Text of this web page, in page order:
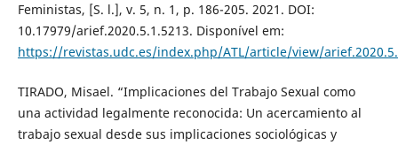
Feministas, [S. l.], v. 5, n. 1, p. 186-205. 2021. DOI:
10.17979/arief.2020.5.1.5213. Disponível em:
https://revistas.udc.es/index.php/ATL/article/view/
TIRADO, Misael. “Implicaciones del Trabajo Sexual como
una actividad legalmente reconocida: Un acercamiento al
trabajo sexual desde sus implicaciones sociológicas y